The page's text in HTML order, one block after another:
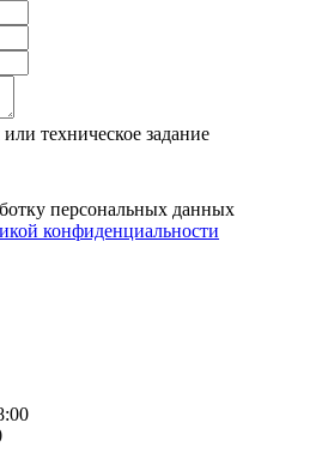
техническое задание
персональных данных
конфиденциальности